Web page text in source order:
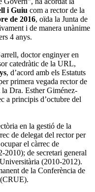
i Guiu com a rector de la
de 2016, oïda la Junta de
i de manera unànime
4 anys.
doctor enginyer en
catedràtic de la URL,
, d’acord amb els Estatuts
primera vegada rector de
Dra. Esther Giménez-
a principis d’octubre del
en la gestió de la
de delegat del rector per
el càrrec de
de secretari general
(2010-2012).
de la Conferència de